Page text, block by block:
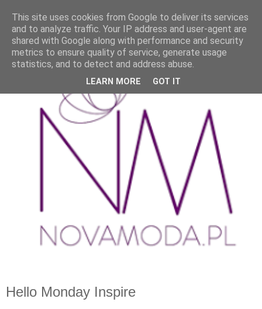
Hello Monday Inspire
This site uses cookies from Google to deliver its services
and to analyze traffic. Your IP address and user-agent are
shared with Google along with performance and security
metrics to ensure quality of service, generate usage
statistics, and to detect and address abuse.
LEARN MORE GOT IT